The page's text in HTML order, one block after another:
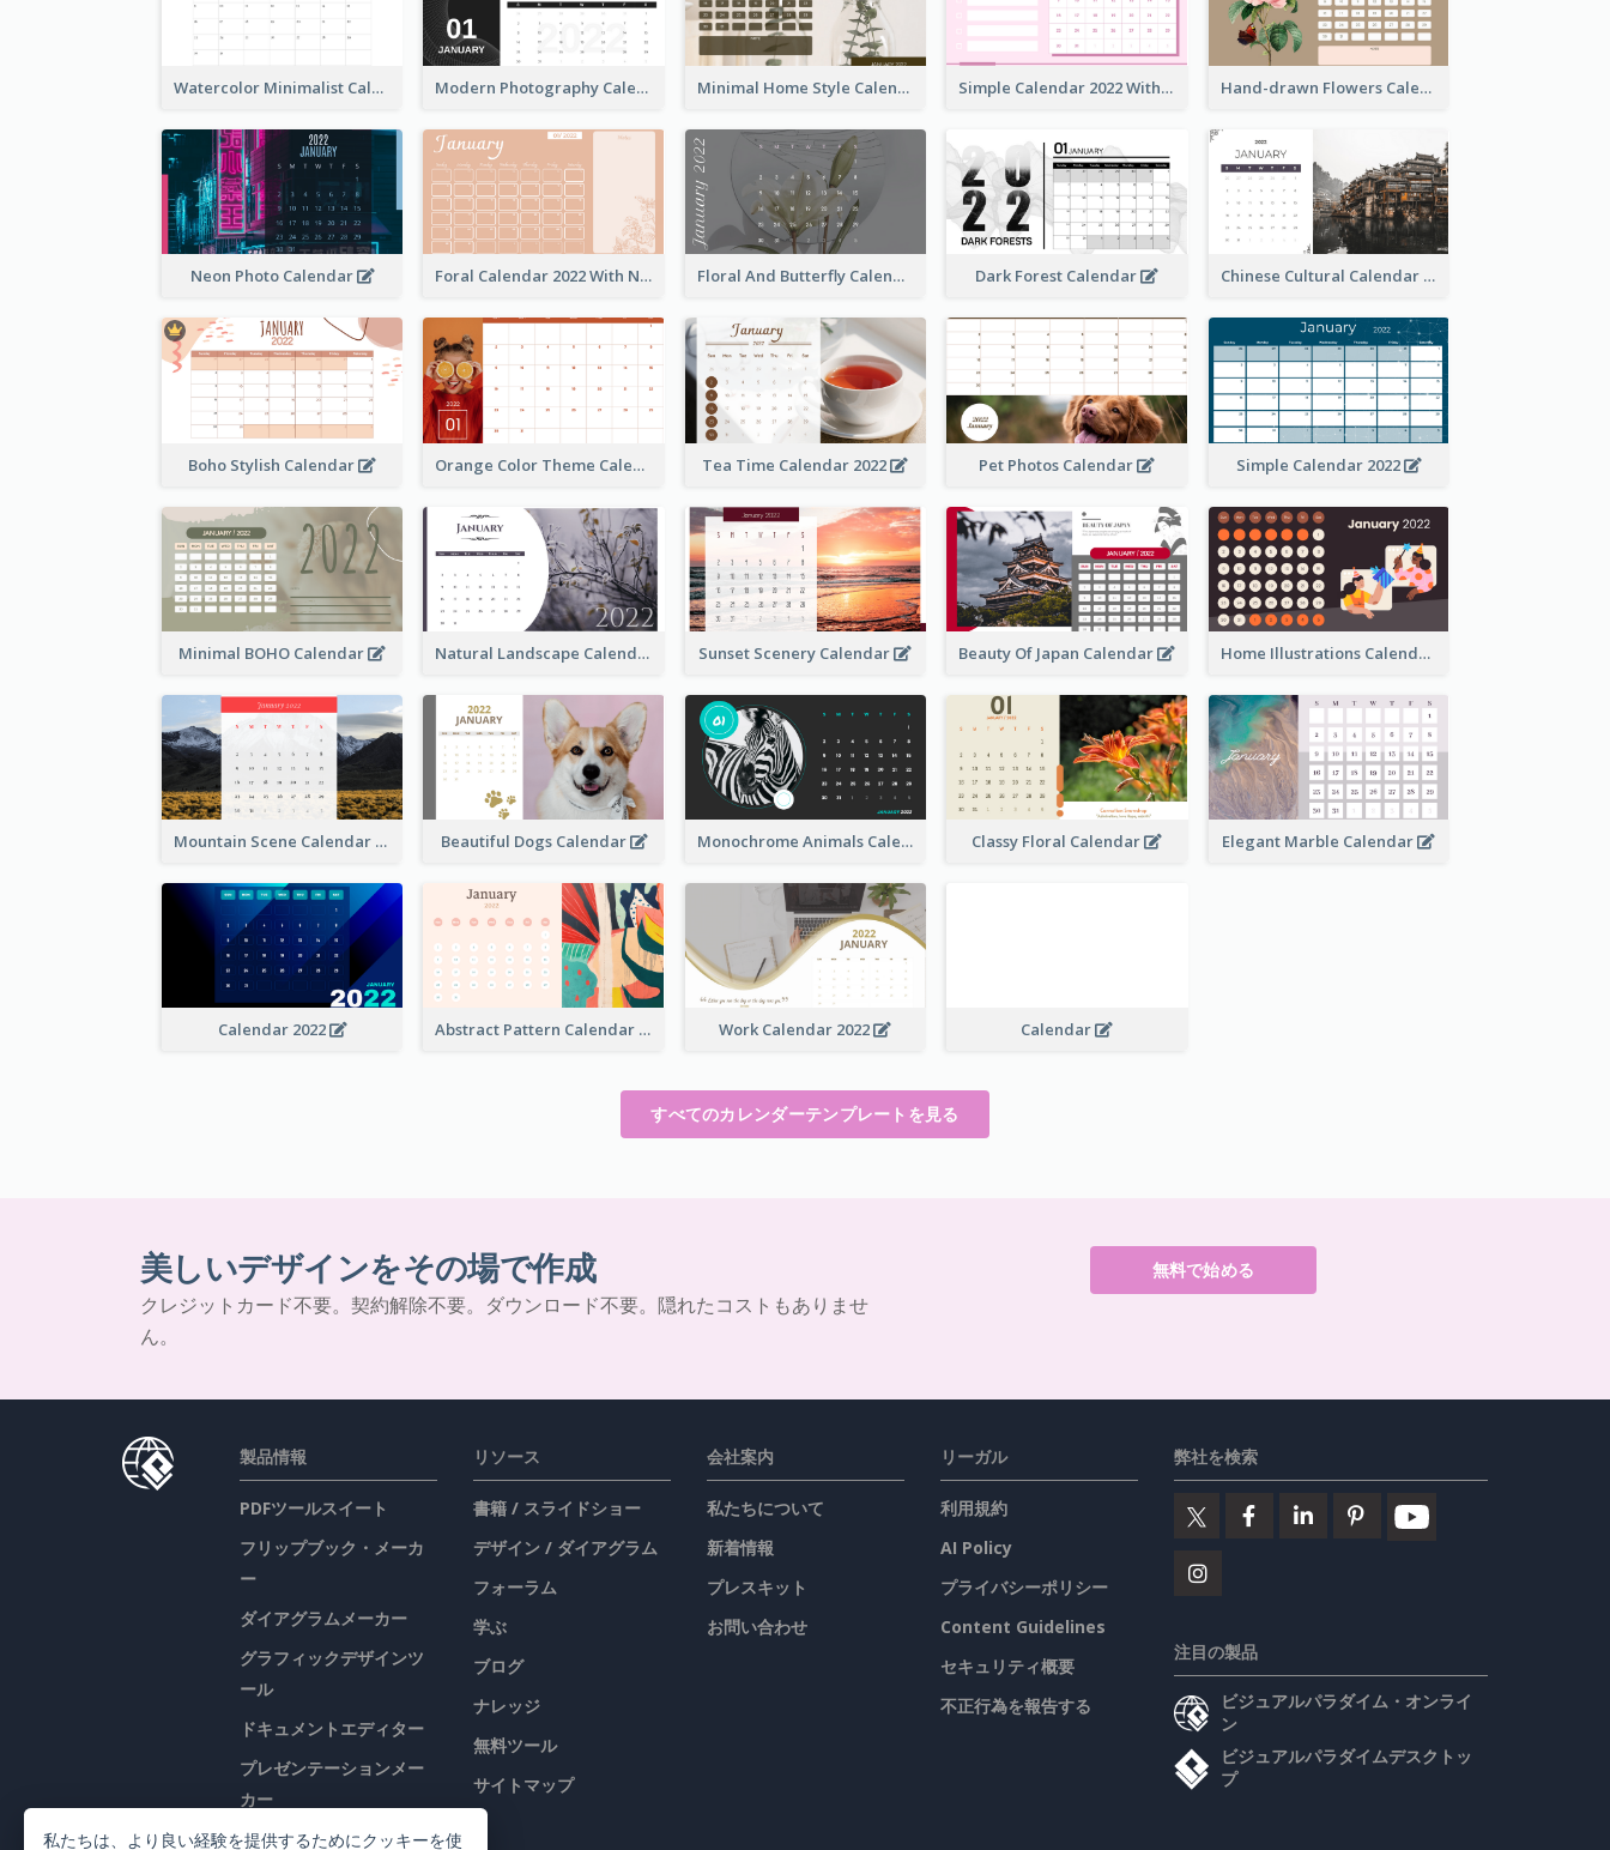
Watercolor Minimalist Calendar Modern Photography Calendar 2022 Minimal Home Style Calendar Simple Calendar 2022 With Notes Hand-drawn Flowers Calender
Neon Photo Calendar Foral Calendar 2022 With Notes Floral And Butterfly Calendar Dark Forest Calendar Chinese Cultural Calendar 2022
Boho Stylish Calendar Orange Color Theme Calendar Tea Time Calendar 2022 Pet Photos Calendar Simple Calendar 2022
Minimal BOHO Calendar Natural Landscape Calendar 2022 Sunset Scenery Calendar Beauty Of Japan Calendar Home Illustrations Calendar
Mountain Scene Calendar Beautiful Dogs Calendar Monochrome Animals Calendar Classy Floral Calendar Elegant Marble Calendar
Calendar 2022 Abstract Pattern Calendar 2022 Work Calendar 2022 Calendar
すべてのカレンダーテンプレートを見る
美しいデザインをその場で作成
クレジットカード不要。契約解除不要。ダウンロード不要。隠れたコストもありませ
ん。
無料で始める
製品情報
PDFツールスイート
フリップブック・メーカ
ー
ダイアグラムメーカー
グラフィックデザインツ
ール
ドキュメントエディター
プレゼンテーションメー
カー
表計算エディター
リソース
書籍 / スライドショー
デザイン / ダイアグラム
フォーラム
学ぶ
ブログ
ナレッジ
無料ツール
サイトマップ
会社案内
私たちについて
新着情報
プレスキット
お問い合わせ
リーガル
利用規約
AI Policy
プライバシーポリシー
Content Guidelines
セキュリティ概要
不正行為を報告する
弊社を検索
注目の製品
ビジュアルパラダイム・オンライ
ン
ビジュアルパラダイムデスクトッ
プ
私たちは、より良い経験を提供するためにクッキーを使